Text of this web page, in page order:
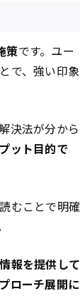
策です。ユー
で、強い印象
決法が分から
ット目的で
むことで明確
報を提供して
ローチ展開に